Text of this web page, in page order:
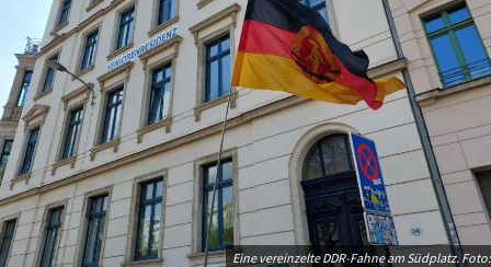
Eine vereinzelte DDR-Fahne am Südplatz.